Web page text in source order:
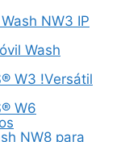
NW3 IP
Wash
W3 !Versátil
W6
NW8 para